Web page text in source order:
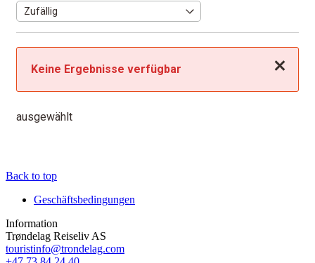
Schließen
Keine Ergebnisse verfügbar
ausgewählt
Back to top
Geschäftsbedingungen
Information
Trøndelag Reiseliv AS
touristinfo@trondelag.com